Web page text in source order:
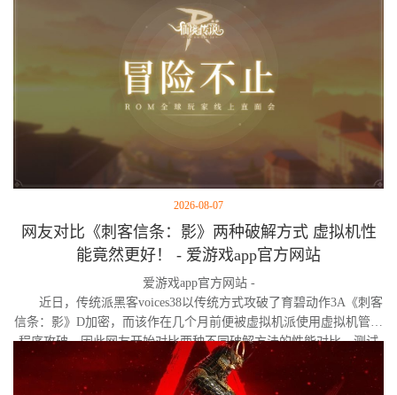
2026-08-07
网友对比《刺客信条：影》两种破解方式 虚拟机性
能竟然更好！ - 爱游戏app官方网站
爱游戏app官方网站 -
近日，传统派黑客voices38以传统方式攻破了育碧动作3A《刺客
信条：影》D加密，而该作在几个月前便被虚拟机派使用虚拟机管理
程序攻破。因此网友开始对比两种不同破解方法的性能对比。测试
作者决定验证，虚拟机管理程序是否真的会像许多玩家认为的那
样，导致明显的帧数下降。